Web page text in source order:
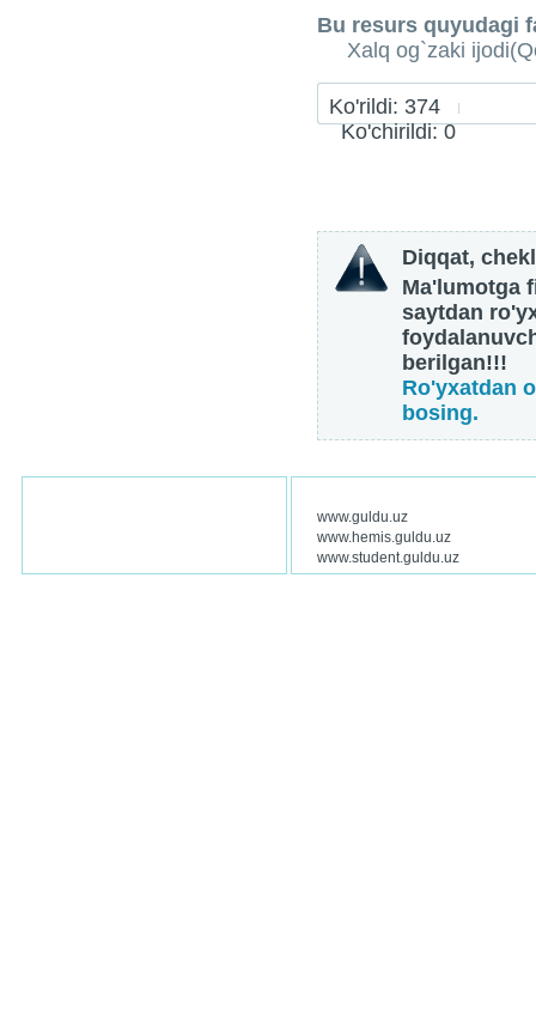
Bu resurs quyudagi
Xalq og`zaki
Ko'rildi: 374
Ko'chirildi: 0
Diqqat,
Ma'lumotga
saytdan
berilgan!!!
Ro'yxatdan
bosing.
www.guldu.uz
www.hemis.guldu.uz
www.student.guldu.uz